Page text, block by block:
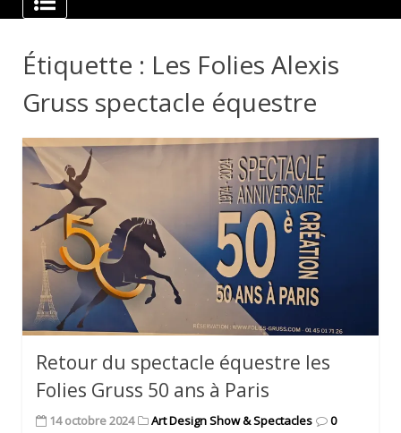
Étiquette : Les Folies Alexis
Gruss spectacle équestre
Retour du spectacle équestre les
Folies Gruss 50 ans à Paris
14 octobre 2024 Art Design Show & Spectacles 0